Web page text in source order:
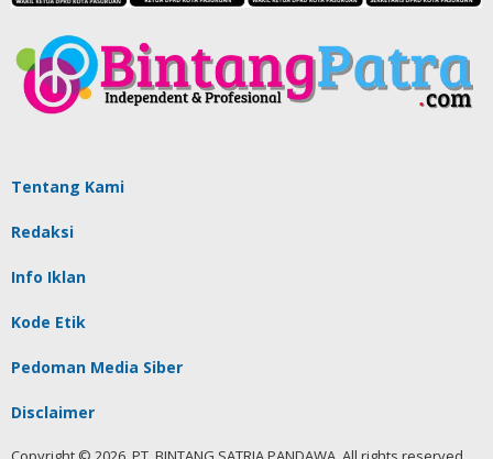
Tentang Kami
Redaksi
Info Iklan
Kode Etik
Pedoman Media Siber
Disclaimer